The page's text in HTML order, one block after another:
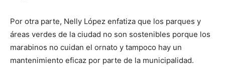
Por otra parte, Nelly López enfatiza que los parques y
áreas verdes de la ciudad no son sostenibles porque los
marabinos no cuidan el ornato y tampoco hay un
mantenimiento eficaz por parte de la municipalidad.